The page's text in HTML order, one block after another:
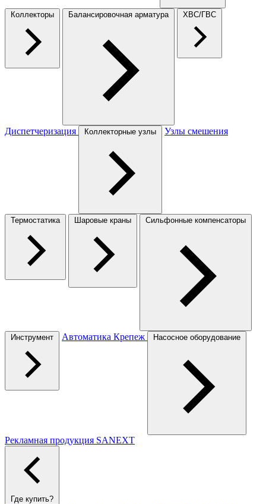
Коллекторы Балансировочная арматура ХВС/ГВС
Диспетчеризация Коллекторные узлы Узлы смешения
Термостатика Шаровые краны Сильфонные компенсаторы
Инструмент Автоматика Крепеж Насосное оборудование
Рекламная продукция SANEXT
Где купить?